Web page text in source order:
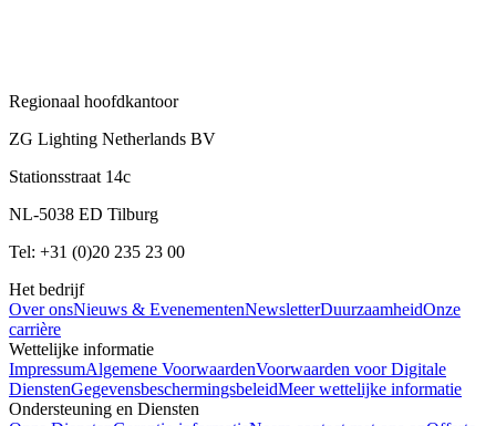
Regionaal hoofdkantoor
ZG Lighting Netherlands BV
Stationsstraat 14c
NL-5038 ED Tilburg
Tel: +31 (0)20 235 23 00
Het bedrijf
Over onsNieuws & EvenementenNewsletterDuurzaamheidOnze
carrière
Wettelijke informatie
ImpressumAlgemene VoorwaardenVoorwaarden voor Digitale
DienstenGegevensbeschermingsbeleidMeer wettelijke informatie
Ondersteuning en Diensten